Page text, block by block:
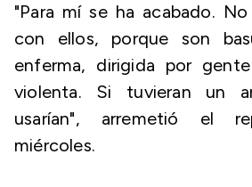
"Para mí se ha acabado.
con ellos, porque son
enferma, dirigida por
violenta. Si tuvieran un
usarían", arremetió el
miércoles.